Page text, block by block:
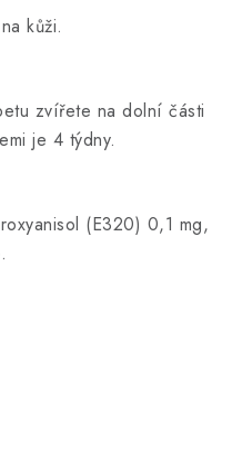
kůži.
zvířete na dolní části
je 4 týdny.
(E320) 0,1 mg,